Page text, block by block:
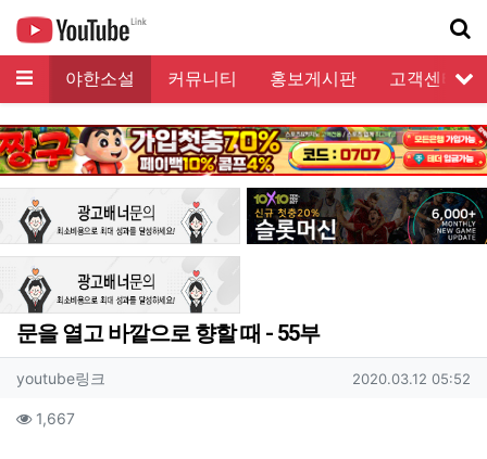
메뉴
음 야한소설 커뮤니티 홍보게시판
고객센터
문을 열고 바깥으로 향할 때 - 55부
작성자 정보
youtube링크 작성일
2020.03.12 05:52
컨텐츠 정보
1,667조회